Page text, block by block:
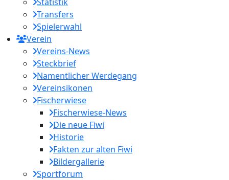
Transfers
Spielerwahl
Verein
Vereins-News
Steckbrief
Namentlicher Werdegang
Vereinsikonen
Fischerwiese
Fischerwiese-News
Die neue Fiwi
Historie
Fakten zur alten Fiwi
Bildergallerie
Sportforum